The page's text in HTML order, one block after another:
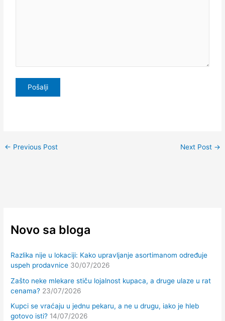
← Previous Post Next Post →
Novo sa bloga
Razlika nije u lokaciji: Kako upravljanje asortimanom određuje
uspeh prodavnice 30/07/2026
Zašto neke mlekare stiču lojalnost kupaca, a druge ulaze u rat
cenama? 23/07/2026
Kupci se vraćaju u jednu pekaru, a ne u drugu, iako je hleb
gotovo isti? 14/07/2026